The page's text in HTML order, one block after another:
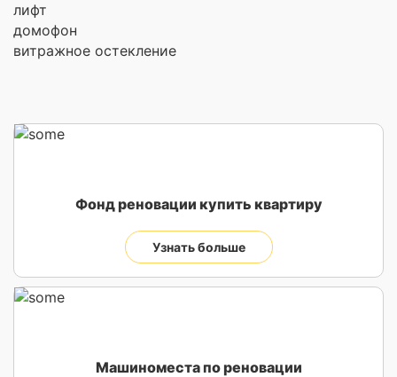
лифт
домофон
витражное остекление
Фонд реновации купить квартиру
Узнать больше
Машиноместа по реновации